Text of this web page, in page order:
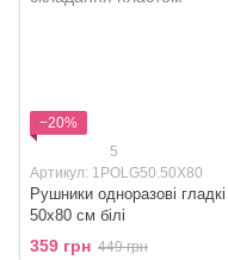
−20%
5
Артикул: 1POLG50.50X80
Рушники одноразові гладкі
50x80 см білі
359 грн 449 грн